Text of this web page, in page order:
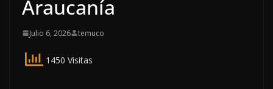
Araucanía
Julio 6, 2026 temuco
1450 Visitas